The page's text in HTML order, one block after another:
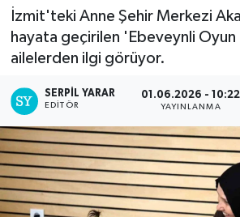
İzmit'teki Anne Şehir Merkezi
hayata geçirilen 'Ebeveynli
ailelerden ilgi görüyor.
SERPİL YARAR
EDITÖR
01.06.2026 - 10:22
YAYINLANMA
Son Dakika Haberleri
Haber Arşivi